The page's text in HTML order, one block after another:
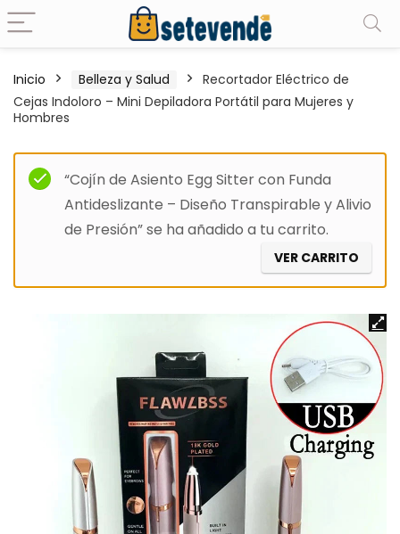
Inicio Belleza y Salud
Recortador Eléctrico de
Cejas Indoloro – Mini Depiladora Portátil para Mujeres y
Hombres
“Cojín de Asiento Egg Sitter con Funda
Antideslizante – Diseño Transpirable y Alivio
de Presión” se ha añadido a tu carrito.
VER CARRITO